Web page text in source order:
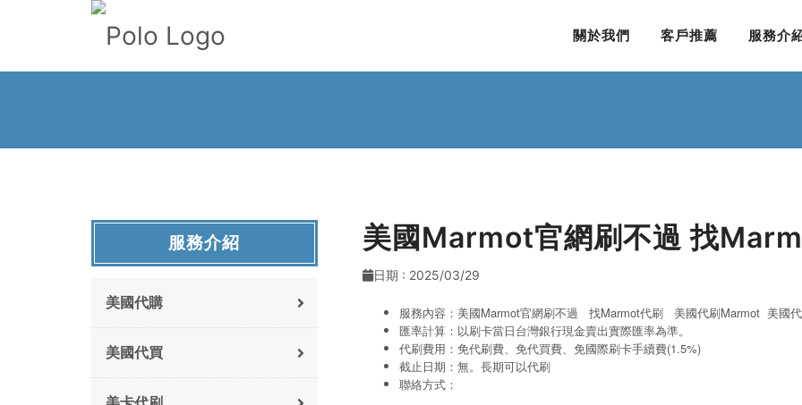
關於我們 客戶推薦 服務介
美國Marmot官網刷不過 找
日期 : 2025/03/29
服務內容：美國Marmot官網刷不過 找Marmot代刷 美國代刷Marmot 美國
匯率計算：以刷卡當日台灣銀行現金賣出實際匯率為準。
代刷費用：免代刷費、免代買費、免國際刷卡手續費(1.5%)
截止日期：無。長期可以代刷
聯絡方式：
服務介紹
美國代購
美國代買